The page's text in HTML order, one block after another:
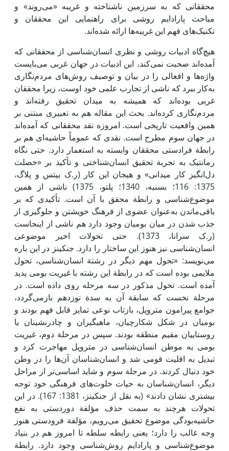
محققانی که به سرزمین ناشناخته و غریبه «می‌روند» و
مباحث پارادایم روشی برای راهنمایی ‌این محققان و
تکنیک‌های فهم ‌این غریبه‌ها ارائه شده‌اند.
هیچ‌گاه ادبیات روشی و نظری انسان‌شناسی از محققانی که
آمده‌اند صحبت نمی‌کند، ‌این ادبیات در جهان غربی می‌بایست
واژه‌ها و افعالی را در بیان و توصیف روش‌های مردم‌نگاری
به‌کار ببرد که ناشی از تجارب علمی خود اوست، زیرا محققان
غربی بوده‌اند که همیشه به میدان تحقیق رفته‌اند و
مردم‌نگاری کرده‌اند. بحث این مقاله هم به تعبیری مبتنی بر
همین واقعیت تاریخی است. امروزه نقد محققانی که آمده‌اند
در جهان سوم مطرح است. نقدی که عموماً حاشیه‌ای هم بر
رابطة فرادستی محققان وابسته به استعمار دارد. حتی نگاه
رمانتیک به تجربة تحقیق انسان‌شناختی و تأکید بر «خصلت
دل‌انگیز کار میدانی» و هیجان ‌این کار (ر.ک بیتس و پلاگ،
1375: 116؛ بسنیه، 1340؛ پلتو، 1375) ناشی از همین
موضوع‌شناسی و رابطة محقق با آن است. تأکیدی که بر
باقی‌ماندن به‌عنوان عضوی از فرهنگ خویشتن و جلوگیری از
جذب شدن در میان بومیان وجود دارد هم ناشی از‌ اینجاست
(ر.ک سرانا، 1373). حتی تحولات اخیر موضوعی
انسان‌شناسی نیز هنوز ‌این ساختار را دارد. جنکینز در ‌این باره
می‌نویسد: «تحول مهم دیگر در رشتة انسان‌شناسی، تحول
ملایمی ‌بوده است که در رابطة ‌این رشته با غیریت بومی‌ پدید
آمده است. تحول مذکور در سه مرحله روی داده است. در
مرحلة نخست که سابقة آن به سدة نوزدهم بازمی‌گردد،
جوامع پیرامون متروپل، بازتاب نوعی تمایز قابل فهم بودند و
بومیان در شکل شکارچیان، ماهیگیران و چادرنشینان یا
روستاییان مقیم منطقه بودند. سپس در مرحلة دوم، غیریت
بومی ‌به موطن انسان‌شناسی در متروپل مهاجرت کرد و
تبدیل به اقلیت قومی ‌شد و انسان‌شناسان آن‌ها را در وطن
خود دنبال کردند. در مرحلة سوم و شاید اساسی‌تر از مراحل
دیگر، انسان‌شناسان به حیات خلوت‌های فرهنگی خود توجه
بیشتری نشان دادند» (به نقل از جنکینز، 1381: 167). در ‌این
تحولات هرچند به سمت حذف مؤلفة دوردستی به نفع
حاشیه‌بودگی موضوع تحقیق می‌رویم، مؤلفة فرودستی هنوز
وجه غالب را دارد؛ یعنی رابطه سلطه تا امروز هم در بنیاد
موضوع‌شناسی و پارادایم روش‌شناسی وجود دارد. رابطة